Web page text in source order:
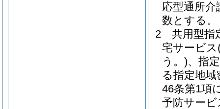
応型通所
数とする。
2
共用型指
宅サービス
う。)、指
る指定地
46条第1項
予防サービ